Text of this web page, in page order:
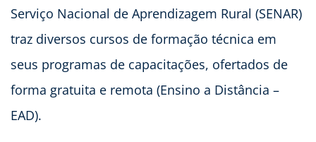
Serviço Nacional de Aprendizagem Rural (SENAR)
traz diversos cursos de formação técnica em
seus programas de capacitações, ofertados de
forma gratuita e remota (Ensino a Distância –
EAD).